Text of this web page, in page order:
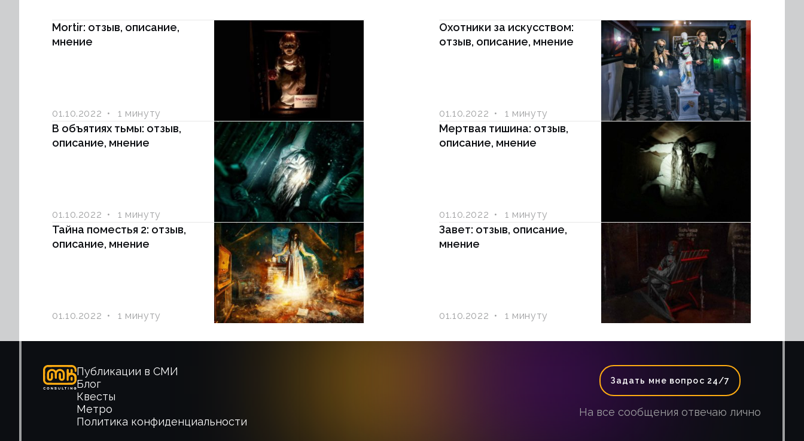
Mortir: отзыв, описание,
мнение
01.10.2022 1 минуту
Охотники за искусством:
отзыв, описание, мнение
01.10.2022 1 минуту
В объятиях тьмы: отзыв,
описание, мнение
01.10.2022 1 минуту
Мертвая тишина: отзыв,
описание, мнение
01.10.2022 1 минуту
Тайна поместья 2: отзыв,
описание, мнение
01.10.2022 1 минуту
Завет: отзыв, описание,
мнение
01.10.2022 1 минуту
Публикации в СМИ
Блог
Квесты
Метро
Политика конфиденциальности
Задать мне вопрос 24/7
На все сообщения отвечаю лично